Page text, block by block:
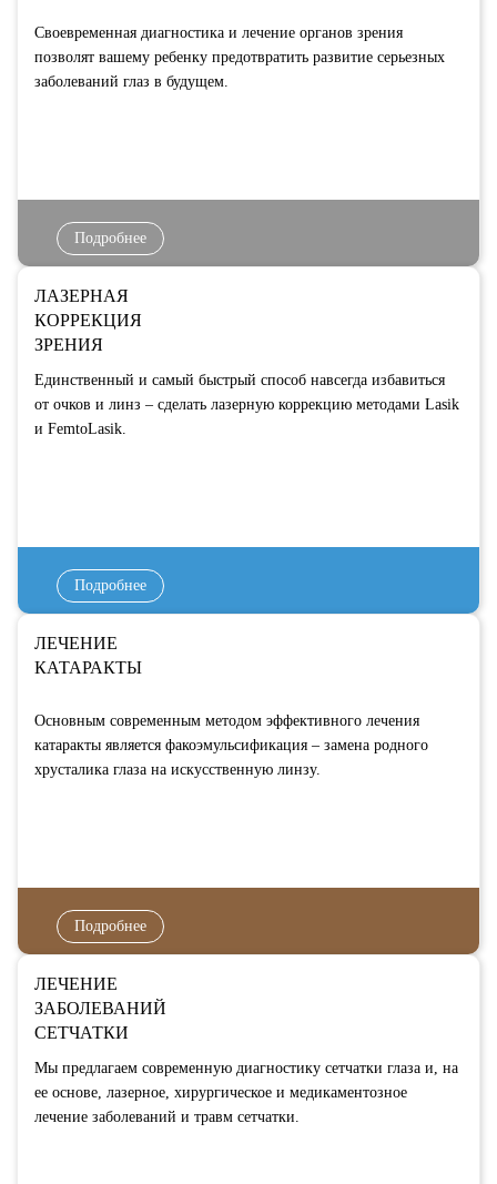
Своевременная диагностика и лечение органов зрения
позволят вашему ребенку предотвратить развитие серьезных
заболеваний глаз в будущем.
Подробнее
ЛАЗЕРНАЯ
КОРРЕКЦИЯ
ЗРЕНИЯ
Единственный и самый быстрый способ навсегда избавиться
от очков и линз – сделать лазерную коррекцию методами Lasik
и FemtoLasik.
Подробнее
ЛЕЧЕНИЕ
КАТАРАКТЫ
Основным современным методом эффективного лечения
катаракты является факоэмульсификация – замена родного
хрусталика глаза на искусственную линзу.
Подробнее
ЛЕЧЕНИЕ
ЗАБОЛЕВАНИЙ
СЕТЧАТКИ
Мы предлагаем современную диагностику сетчатки глаза и, на
ее основе, лазерное, хирургическое и медикаментозное
лечение заболеваний и травм сетчатки.